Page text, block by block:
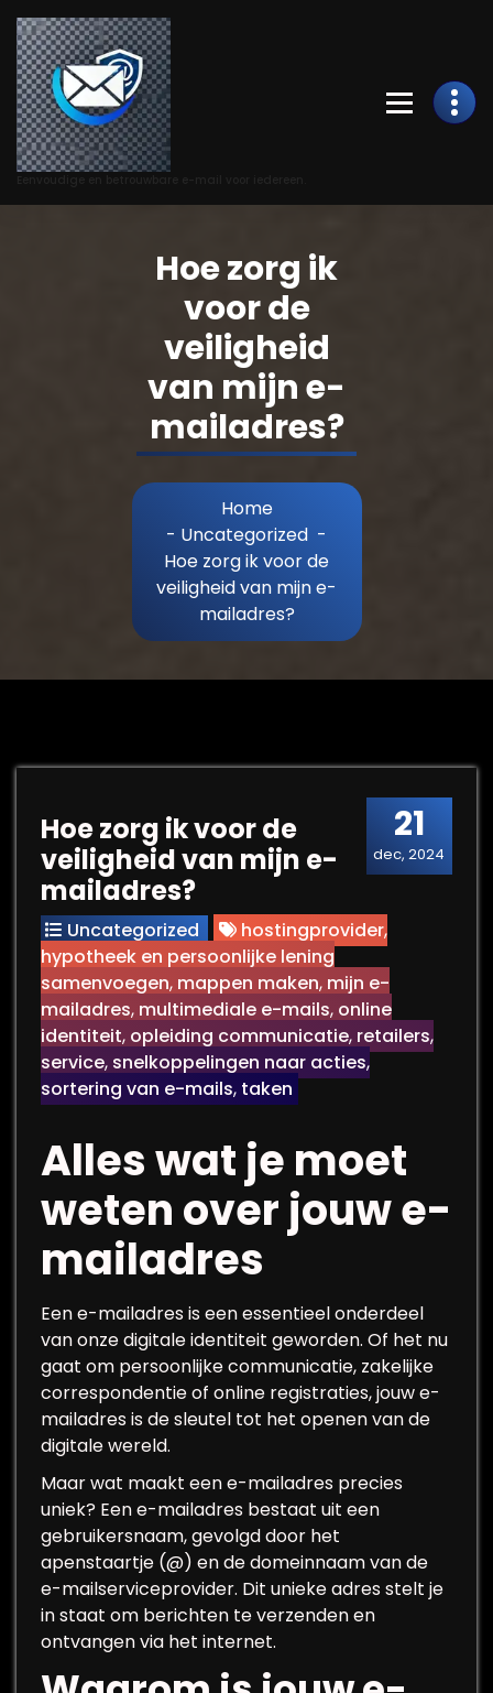
Skip
to
Content
Hoe zorg ik
voor de
veiligheid
van mijn e-
mailadres?
Home
- Uncategorized -
Hoe zorg ik voor de
veiligheid van mijn e-
mailadres?
21
dec, 2024
Hoe zorg ik voor de
veiligheid van mijn e-
mailadres?
Uncategorized hostingprovider,
hypotheek en persoonlijke lening
samenvoegen, mappen maken, mijn e-
mailadres, multimediale e-mails, online
identiteit, opleiding communicatie, retailers,
service, snelkoppelingen naar acties,
sortering van e-mails, taken
Alles wat je moet
weten over jouw e-
mailadres
Een e-mailadres is een essentieel onderdeel
van onze digitale identiteit geworden. Of het nu
gaat om persoonlijke communicatie, zakelijke
correspondentie of online registraties, jouw e-
mailadres is de sleutel tot het openen van de
digitale wereld.
Maar wat maakt een e-mailadres precies
uniek? Een e-mailadres bestaat uit een
gebruikersnaam, gevolgd door het
apenstaartje (@) en de domeinnaam van de
e-mailserviceprovider. Dit unieke adres stelt je
in staat om berichten te verzenden en
ontvangen via het internet.